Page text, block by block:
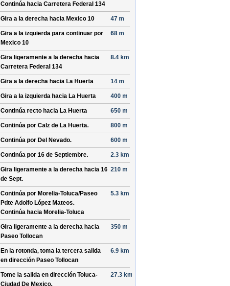
Continúa hacia Carretera Federal 134
Gira a la derecha hacia Mexico 10 47 m
Gira a la izquierda para continuar por
Mexico 10
68 m
Gira ligeramente a la derecha hacia
Carretera Federal 134
8.4 km
Gira a la derecha hacia La Huerta 14 m
Gira a la izquierda hacia La Huerta 400 m
Continúa recto hacia La Huerta 650 m
Continúa por Calz de La Huerta. 800 m
Continúa por Del Nevado. 600 m
Continúa por 16 de Septiembre. 2.3 km
Gira ligeramente a la derecha hacia 16
de Sept.
210 m
Continúa por Morelia-Toluca/Paseo
Pdte Adolfo López Mateos.
Continúa hacia Morelia-Toluca
5.3 km
Gira ligeramente a la derecha hacia
Paseo Tollocan
350 m
En la rotonda, toma la tercera salida
en dirección Paseo Tollocan
6.9 km
Tome la salida en dirección Toluca-
Ciudad De Mexico.
27.3 km